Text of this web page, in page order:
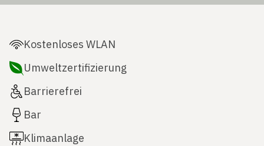
Kostenloses WLAN
Umweltzertifizierung
Barrierefrei
Bar
Klimaanlage